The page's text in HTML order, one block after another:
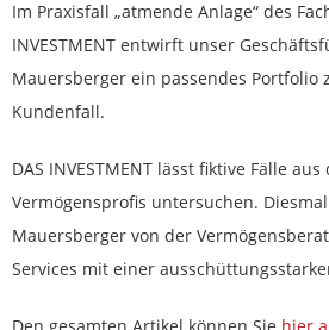
Im Praxisfall „atmende Anlage“ des
INVESTMENT entwirft unser
Mauersberger ein passendes Portfolio
Kundenfall.
DAS INVESTMENT lässt fiktive Fälle
Vermögensprofis untersuchen.
Mauersberger von der
Services mit einer